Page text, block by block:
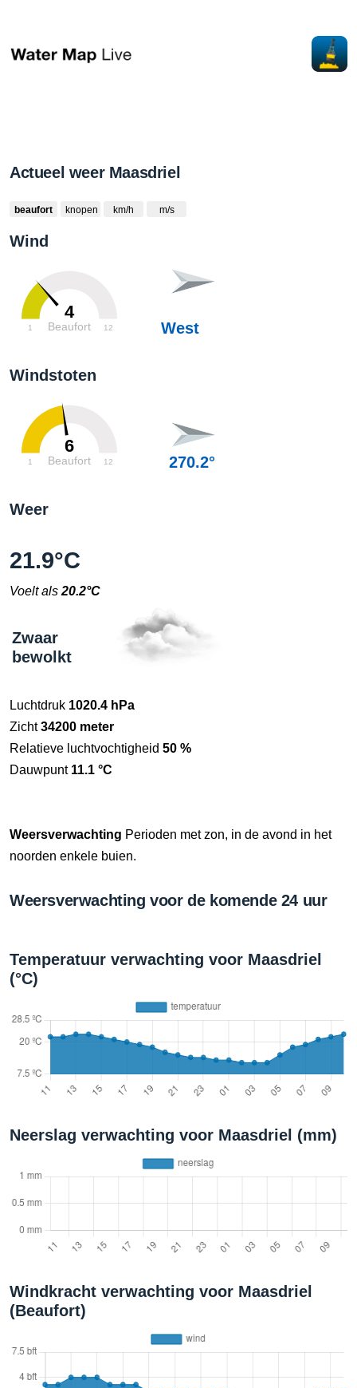
Actueel weer Maasdriel
beaufort knopen km/h m/s
Wind
4
Beaufort
1 12 West
Windstoten
6
Beaufort
1 12 270.2°
Weer
21.9°C
Voelt als 20.2°C
Zwaar
bewolkt
Luchtdruk 1020.4 hPa
Zicht34200 meter
Relatieve luchtvochtigheid 50 %
Dauwpunt 11.1 °C
Weersverwachting Perioden met zon, in de avond in het
noorden enkele buien.
Weersverwachting voor de komende 24 uur
Temperatuur verwachting voor Maasdriel
(°C)
Neerslag verwachting voor Maasdriel (mm)
Windkracht verwachting voor Maasdriel
(Beaufort)